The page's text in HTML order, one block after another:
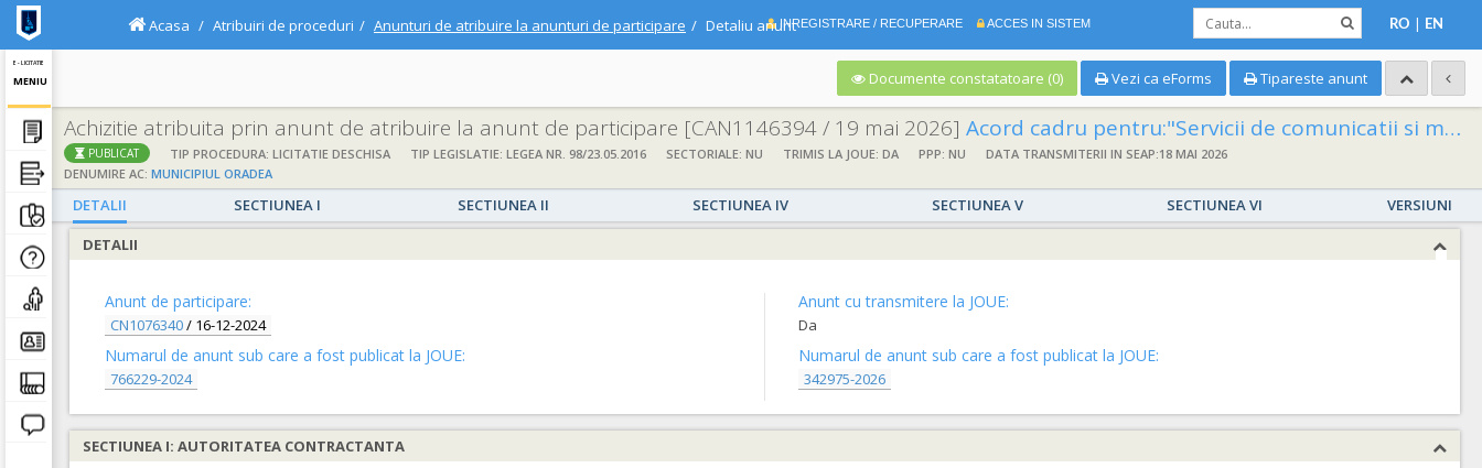
E - LICITATIE
MENIU
INREGISTRARE / RECUPERARE ACCES IN SISTEM RO | EN
Acasa Atribuiri de proceduri Anunturi de atribuire la anunturi de participare Detaliu anunt
Documente constatatoare (0) Vezi ca eForms Tipareste anunt
Achizitie atribuita prin anunt de atribuire la anunt de participare [CAN1146394 / 19 mai 2026] Acord cadru pentru:"Servicii de comunicatii si mentenanta a sistemului unic de supraveghere video a domeniului public din Municipiul Oradea pentru o perioada de 36 de luni" Cod unic de inregistrare: 4230487/2024/165
PUBLICAT TIP PROCEDURA: LICITATIE DESCHISA TIP LEGISLATIE: LEGEA NR. 98/23.05.2016 SECTORIALE: NU TRIMIS LA JOUE: DA PPP: NU
DATA TRANSMITERII IN SEAP:18 MAI 2026
DENUMIRE AC: MUNICIPIUL ORADEA
DETALII SECTIUNEA I SECTIUNEA II SECTIUNEA IV SECTIUNEA V SECTIUNEA VI
VERSIUNI
DETALII
Anunt de participare:
CN1076340/ 16-12-2024
Numarul de anunt sub care a fost publicat la JOUE:
766229-2024
Anunt cu transmitere la JOUE:
Da
Numarul de anunt sub care a fost publicat la JOUE:
342975-2026
SECTIUNEA I: AUTORITATEA CONTRACTANTA